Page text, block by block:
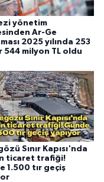
yönetim
Ar-Ge
2025 yılında 253
544 milyon TL oldu
Sınır Kapısı'nda
ticaret trafiği!
1.500 tır geçiş